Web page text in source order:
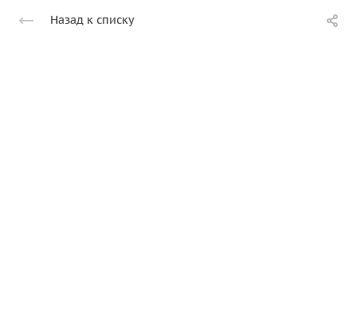
Назад к списку